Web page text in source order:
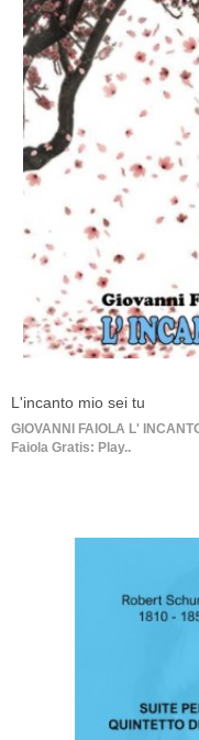
L'incanto mio sei tu
GIOVANNI FAIOLA L'
Faiola Gratis: Play..